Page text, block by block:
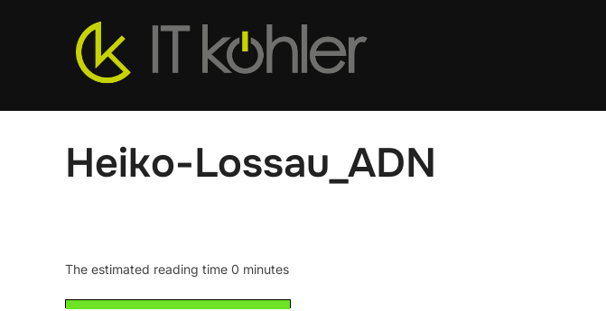
Heiko-Lossau_ADN
The estimated reading time 0 minutes